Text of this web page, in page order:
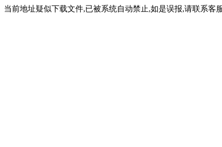
当前地址疑似下载文件,已被系统自动禁止,如是误报,请联系客